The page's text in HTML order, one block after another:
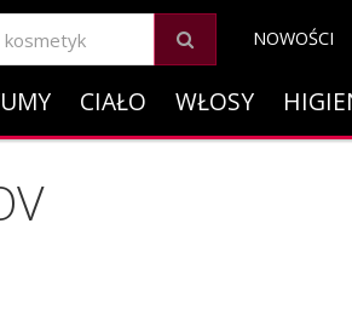
NOWOŚCI
CIAŁO WŁOSY